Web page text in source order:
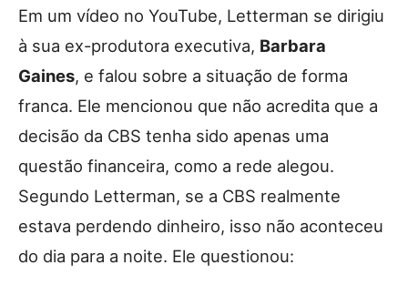
Em um vídeo no YouTube, Letterman se dirigiu
à sua ex-produtora executiva, Barbara
Gaines, e falou sobre a situação de forma
franca. Ele mencionou que não acredita que a
decisão da CBS tenha sido apenas uma
questão financeira, como a rede alegou.
Segundo Letterman, se a CBS realmente
estava perdendo dinheiro, isso não aconteceu
do dia para a noite. Ele questionou: